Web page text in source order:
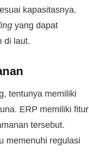
kapasitasnya.
yang dapat
di laut.
tentunya memiliki
ERP memiliki fitur
tersebut.
memenuhi regulasi